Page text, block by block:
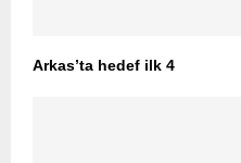
Arkas’ta hedef ilk 4